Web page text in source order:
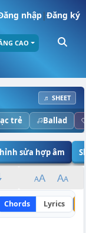
nhập|Đăng ký
CAO
♬ SHEET
trẻ Ballad
sửa hợp âm
Chords Lyrics